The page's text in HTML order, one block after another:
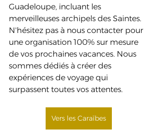
Guadeloupe, incluant les
merveilleuses archipels des Saintes.
N'hésitez pas à nous contacter pour
une organisation 100% sur mesure
de vos prochaines vacances. Nous
sommes dédiés à créer des
expériences de voyage qui
surpassent toutes vos attentes.
Vers les Caraïbes